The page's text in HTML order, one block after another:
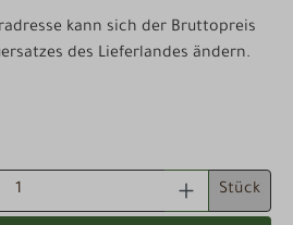
kann sich der Bruttopreis
des Lieferlandes ändern.
GIB DEN GEWÜNSCHTEN
Stück